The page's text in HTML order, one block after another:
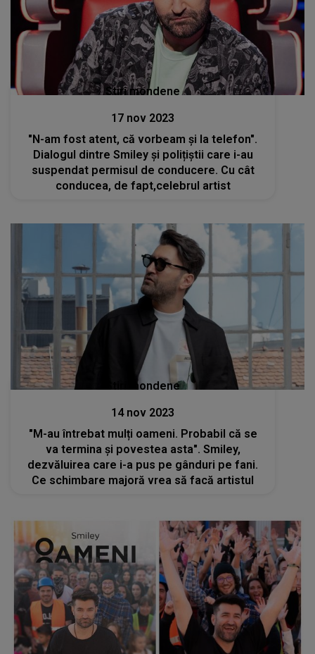
Stiri mondene
17 nov 2023
"N-am fost atent, că vorbeam și la telefon".
Dialogul dintre Smiley și polițiștii care i-au
suspendat permisul de conducere. Cu cât
conducea, de fapt,celebrul artist
Stiri mondene
14 nov 2023
"M-au întrebat mulți oameni. Probabil că se
va termina și povestea asta". Smiley,
dezvăluirea care i-a pus pe gânduri pe fani.
Ce schimbare majoră vrea să facă artistul